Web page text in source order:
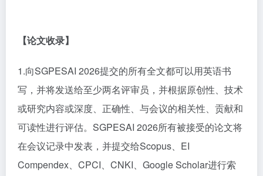
【论文收录】
1.向SGPESAI 2026提交的所有全文都可以用英语书
写，并将发送给至少两名评审员，并根据原创性、技术
或研究内容或深度、正确性、与会议的相关性、贡献和
可读性进行评估。SGPESAI 2026所有被接受的论文将
在会议记录中发表，并提交给Scopus、EI
Compendex、CPCI、CNKI、Google Scholar进行索